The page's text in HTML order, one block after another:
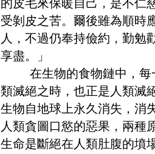
的皮毛來保暖自己，是不仁
受剝皮之苦。爾後雖為順時
人，不過仍奉持儉約，勤勉
享盡。」
在生物的食物鏈中，每
類滅絕之時，也正是人類滅
生物自地球上永久消失，消
人類貪圖口慾的惡果，兩種
生命是斷絕在人類肚腹的墳